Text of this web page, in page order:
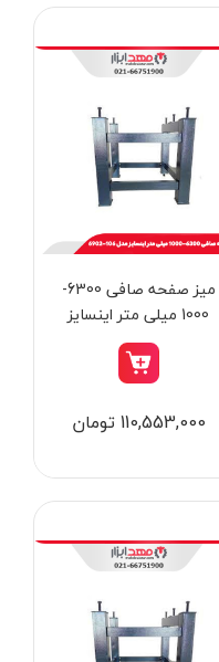
تومان
میز صفحه صافی 6300-
1000 میلی متر اینسایز
مدل 106-6902
110,553,000 تومان